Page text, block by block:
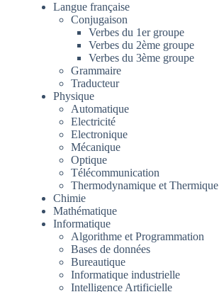
Langue française
Conjugaison
Verbes du 1er groupe
Verbes du 2ème groupe
Verbes du 3ème groupe
Grammaire
Traducteur
Physique
Automatique
Electricité
Electronique
Mécanique
Optique
Télécommunication
Thermodynamique et Thermique
Chimie
Mathématique
Informatique
Algorithme et Programmation
Bases de données
Bureautique
Informatique industrielle
Intelligence Artificielle